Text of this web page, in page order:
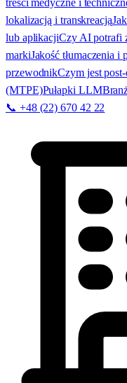
treści medyczne i
lokalizacją i transkreacją
lub aplikacjiCzy AI potrafi
markiJakość tłumaczenia
przewodnikCzym jest
(MTPE)Pułapki LLM
📞 +48 (22) 670 42 22